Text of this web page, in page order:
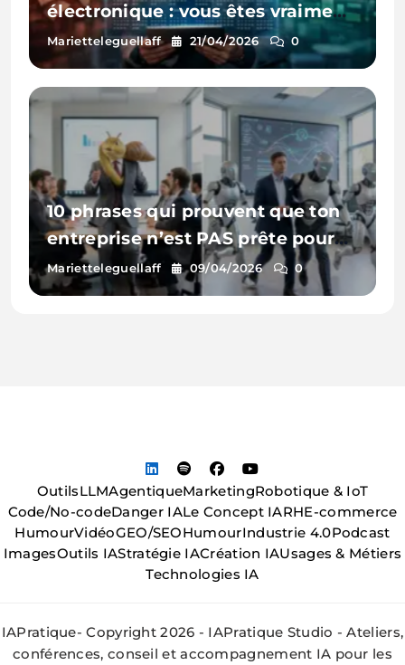
électronique : vous êtes vraiment
prêt(e) ?
Marietteleguellaff 21/04/2026 0
10 phrases qui prouvent que ton
entreprise n’est PAS prête pour
l’IA
Marietteleguellaff 09/04/2026 0
OutilsLLMAgentiqueMarketingRobotique & IoT
Code/No-codeDanger IALe Concept IARHE-commerce
HumourVidéoGEO/SEOHumourIndustrie 4.0Podcast
ImagesOutils IAStratégie IACréation IAUsages & Métiers
Technologies IA
IAPratique- Copyright 2026 - IAPratique Studio - Ateliers,
conférences, conseil et accompagnement IA pour les